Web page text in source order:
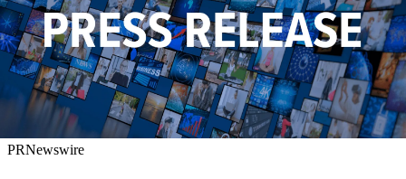
PRNewswire